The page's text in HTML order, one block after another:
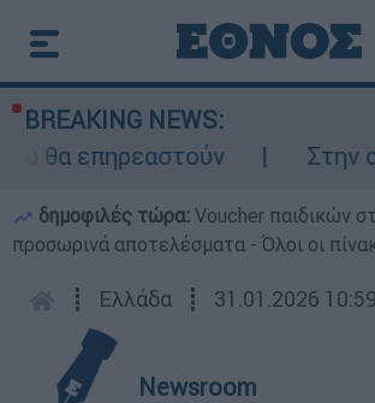
BREAKING NEWS:
Στην
δημοφιλές τώρα: Voucher παιδικών
προσωρινά αποτελέσματα - Όλοι οι
┋ Ελλάδα ┋ 31.01.2026 10:59
Newsroom